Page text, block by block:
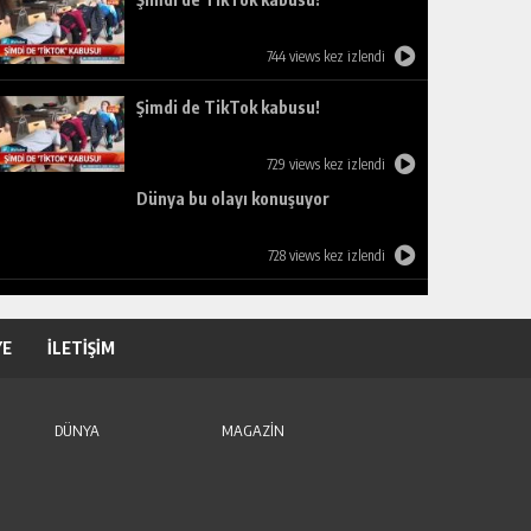
744 views kez izlendi
Şimdi de TikTok kabusu!
729 views kez izlendi
Dünya bu olayı konuşuyor
728 views kez izlendi
İLETİŞİM
DÜNYA
MAGAZİN